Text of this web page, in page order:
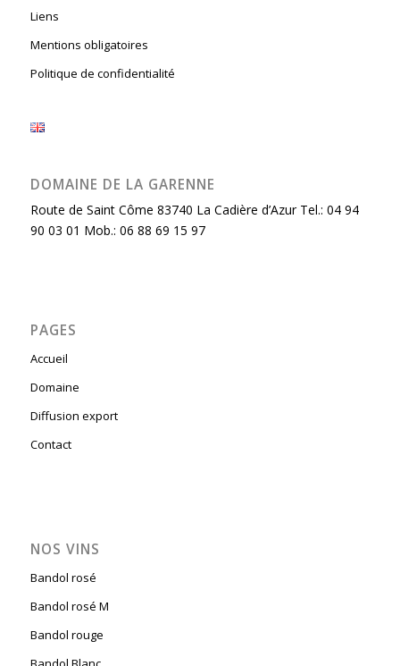
Liens
Mentions obligatoires
Politique de confidentialité
DOMAINE DE LA GARENNE
Route de Saint Côme 83740 La Cadière d’Azur Tel.: 04 94
90 03 01 Mob.: 06 88 69 15 97
PAGES
Accueil
Domaine
Diffusion export
Contact
NOS VINS
Bandol rosé
Bandol rosé M
Bandol rouge